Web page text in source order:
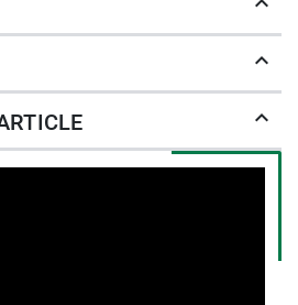
plus que, selon le type de
plus ou moins